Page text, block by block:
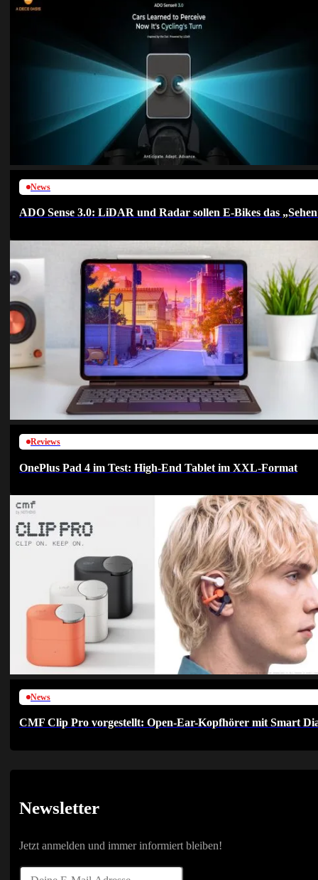
News
ADO Sense 3.0: LiDAR und Radar sollen E-Bikes das
Reviews
OnePlus Pad 4 im Test: High-End Tablet im XXL-Format
News
CMF Clip Pro vorgestellt: Open-Ear-Kopfhörer mit Smart
Newsletter
Jetzt anmelden und immer informiert bleiben!